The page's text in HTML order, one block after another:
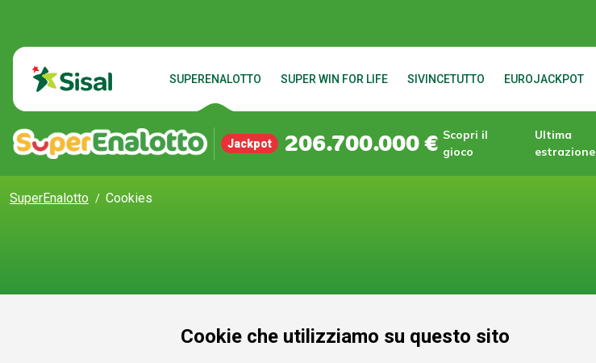
SUPERENALOTTO SUPER WIN FOR LIFE SIVINCETUTTO EUROJACKPOT
Jackpot 206.700.000 € Scopri il
gioco
Ultima
estrazione
SuperEnalotto Cookies
Cookie che utilizziamo su questo sito